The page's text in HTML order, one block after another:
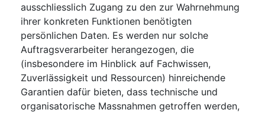
ausschliesslich Zugang zu den zur Wahrnehmung
ihrer konkreten Funktionen benötigten
persönlichen Daten. Es werden nur solche
Auftragsverarbeiter herangezogen, die
(insbesondere im Hinblick auf Fachwissen,
Zuverlässigkeit und Ressourcen) hinreichende
Garantien dafür bieten, dass technische und
organisatorische Massnahmen getroffen werden,